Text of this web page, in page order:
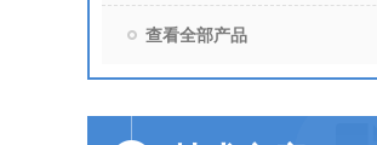
查看全部产品